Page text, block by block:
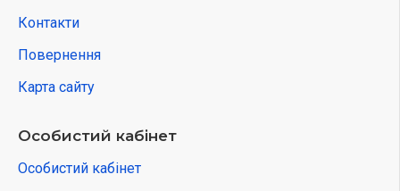
Контакти
Повернення
Карта сайту
Особистий кабінет
Особистий кабінет